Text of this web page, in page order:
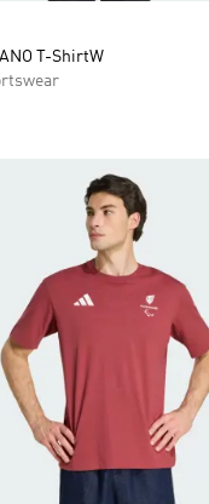
T-ShirtW